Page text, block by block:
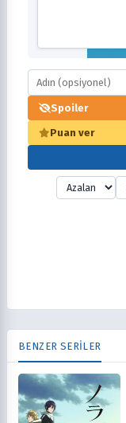
Spoiler
Puan ver
BENZER SERİLER